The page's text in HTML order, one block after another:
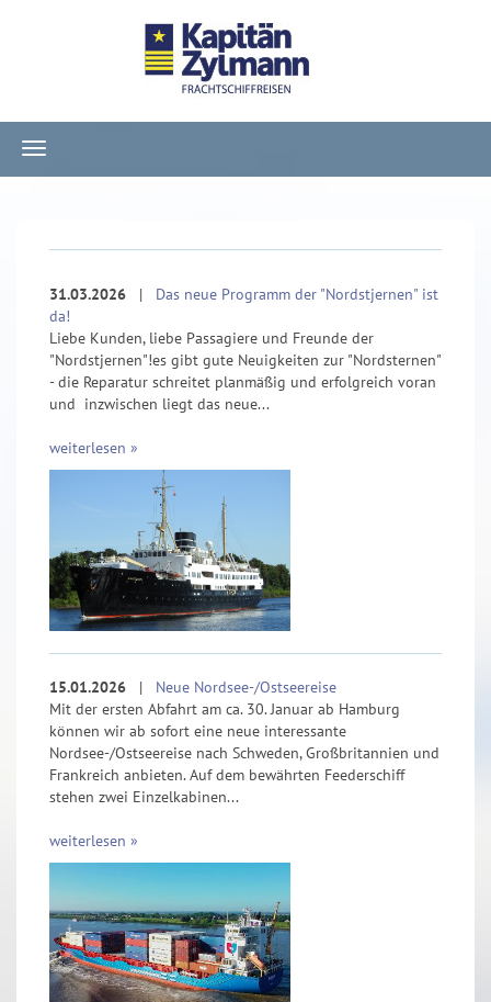
Navigation
ein-/ausblenden
31.03.2026 | Das neue Programm der "Nordstjernen" ist
da!
Liebe Kunden, liebe Passagiere und Freunde der
"Nordstjernen"!es gibt gute Neuigkeiten zur "Nordsternen"
- die Reparatur schreitet planmäßig und erfolgreich voran
und inzwischen liegt das neue...
weiterlesen »
15.01.2026 | Neue Nordsee-/Ostseereise
Mit der ersten Abfahrt am ca. 30. Januar ab Hamburg
können wir ab sofort eine neue interessante
Nordsee-/Ostseereise nach Schweden, Großbritannien und
Frankreich anbieten. Auf dem bewährten Feederschiff
stehen zwei Einzelkabinen...
weiterlesen »